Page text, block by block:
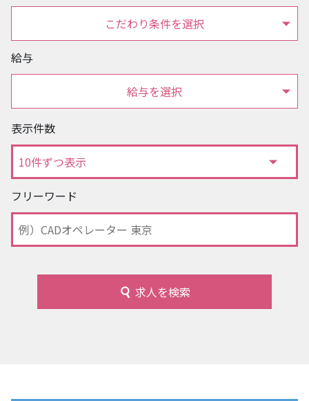
こだわり条件を選択
給与
給与を選択
表示件数
フリーワード
求人を検索